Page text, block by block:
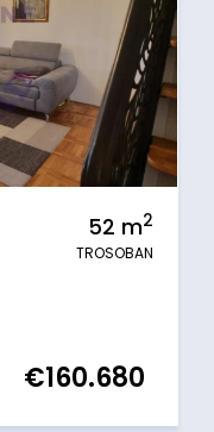
52 m2
TROSOBAN
€160.680